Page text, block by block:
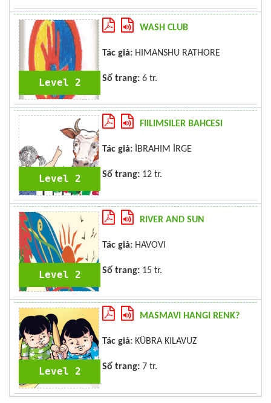
Level 2
WASH CLUB
Tác giả: HIMANSHU RATHORE
Số trang: 6 tr.
Level 2
FIILIMSILER BAHCESI
Tác giả: İBRAHIM İRGE
Số trang: 12 tr.
Level 2
RIVER AND SUN
Tác giả: HAVOVI
Số trang: 15 tr.
Level 2
MASMAVI HANGI RENK?
Tác giả: KÜBRA KILAVUZ
Số trang: 7 tr.